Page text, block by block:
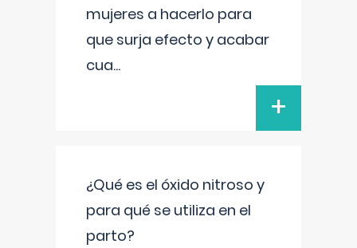
mujeres a hacerlo para
que surja efecto y acabar
cua...
+
¿Qué es el óxido nitroso y
para qué se utiliza en el
parto?